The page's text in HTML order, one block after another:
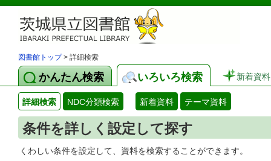
図書館トップ> 詳細検索
かんたん検索 いろいろ検索 新着資料
詳細検索 NDC分類検索 新着資料 テーマ資料
条件を詳しく設定して探す
くわしい条件を設定して、資料を検索することができます。